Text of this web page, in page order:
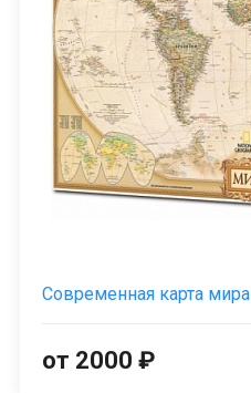
Современная карта мира
от 2000 ₽